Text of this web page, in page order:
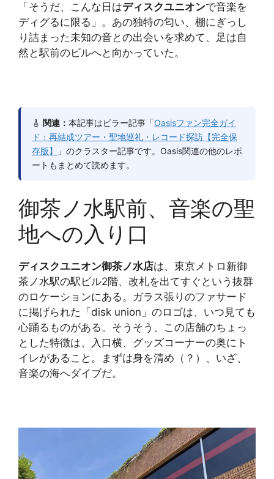
「そうだ、こんな日はディスクユニオンで音楽を
ディグるに限る」。あの独特の匂い、棚にぎっし
り詰まった未知の音との出会いを求めて、足は自
然と駅前のビルへと向かっていた。
🎸 関連： 本記事はピラー記事「Oasisファン完全ガイ
ド：再結成ツアー・聖地巡礼・レコード探訪【完全保
存版】
」のクラスター記事です。Oasis関連の他のレポ
ートもまとめて読めます。
御茶ノ水駅前、音楽の聖
地への入り口
ディスクユニオン御茶ノ水店は、東京メトロ新御
茶ノ水駅の駅ビル2階、改札を出てすぐという抜群
のロケーションにある。ガラス張りのファサード
に掲げられた「disk union」のロゴは、いつ見ても
心踊るものがある。そうそう、この店舗のちょっ
とした特徴は、入口横、グッズコーナーの奥にト
イレがあること。まずは身を清め（？）、いざ、
音楽の海へダイブだ。